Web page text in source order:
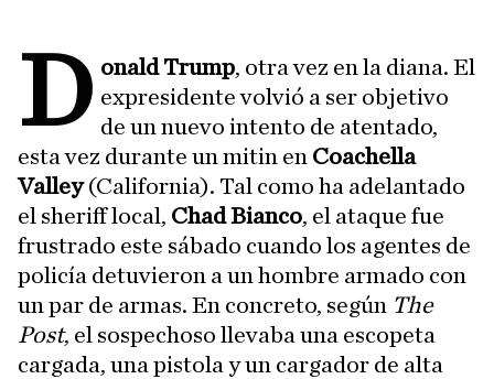
D onald Trump, otra vez en la diana. El
expresidente volvió a ser objetivo
de un nuevo intento de atentado,
esta vez durante un mitin en Coachella
Valley(California). Tal como ha adelantado
el sheriff local, Chad Bianco, el ataque fue
frustrado este sábado cuando los agentes de
policía detuvieron a un hombre armado con
un par de armas. En concreto, según The
Post, el sospechoso llevaba una escopeta
cargada, una pistola y un cargador de alta